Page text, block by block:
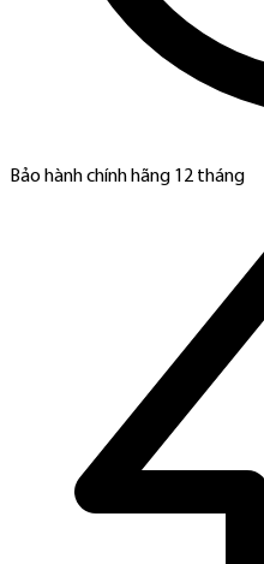
Bảo hành chính hãng 12 tháng